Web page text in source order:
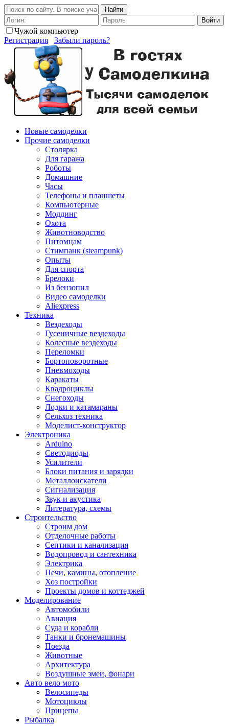
Найти
Войти
Чужой компьютер
Регистрация
Забыли пароль?
Новые самоделки
Прочие самоделки
Столярка
Для гаража
Роботы
Домашние
Часы
Телефоны и планшеты
Компьютерные
Моддинг
Охота
Животноводство
Питомцам
Стимпанк (steampunk)
Опыты
Для спорта
Брелоки
Из бензопил
Видео самоделки
Aliexpress
Техника
Вездеходы
Гусеничные вездеходы
Колесные вездеходы
Переломки
Бортоповоротные
Пневмоходы
Каракаты
Квадроциклы
Снегоходы
Лодки и катамараны
Сельхоз техника
Моделист-конструктор
Электроника
Arduino
Светодиоды
Усилители
Блоки питания и зарядки
Металлоискатели
Сигнализация
Звук и акустика
Литература, схемы
Строительство
Строим дом
Отделочные работы
Септики и канализация
Водопровод и сантехника
Электрика
Печи, камины, отопление
Хоз постройки
Проекты домов и коттеджей
Моделирование
Автомобили
Авиация
Суда и корабли
Танки и бронемашины
Поезда
Животные
Архитектура
Воздушные змеи, фонари
Авто вело мото
Велосипеды
Мотоциклы
Прицепы
Рыбалка